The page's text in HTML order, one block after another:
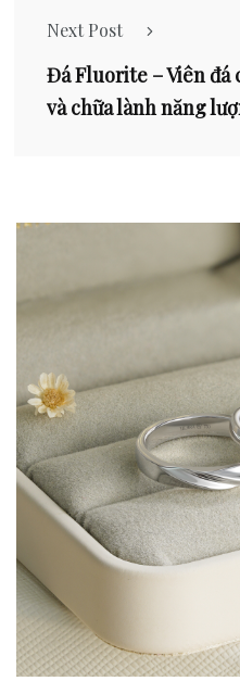
Next Post
Đá Fluorite – Viên đá
và chữa lành năng